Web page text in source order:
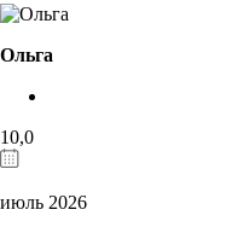
Ольга
10,0
июль 2026